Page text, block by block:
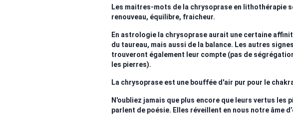
Les maitres-mots de la chrysoprase en lithothérapie
renouveau, équilibre, fraicheur.
En astrologie la chrysoprase aurait une certaine
du taureau, mais aussi de la balance. Les autres
trouveront également leur compte (pas de
les pierres).
La chrysoprase est une bouffée d'air pur pour le
N'oubliez jamais que plus encore que leurs vertus les
parlent de poésie. Elles réveillent en nous notre âme